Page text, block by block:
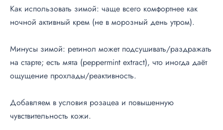
Как использовать зимой: чаще всего комфортнее как
ночной активный крем (не в морозный день утром).
Минусы зимой: ретинол может подсушивать/раздражать
на старте; есть мята (peppermint extract), что иногда даёт
ощущение прохлады/реактивность.
Добавляем в условия розацеа и повышенную
чувствительность кожи.